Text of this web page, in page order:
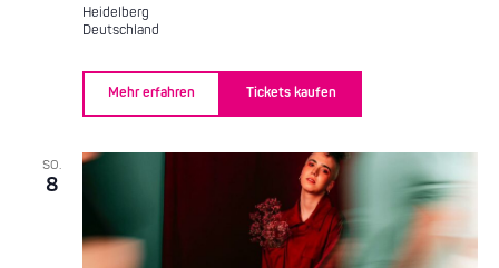
Heidelberg
Deutschland
Mehr erfahren Tickets kaufen
SO.
8